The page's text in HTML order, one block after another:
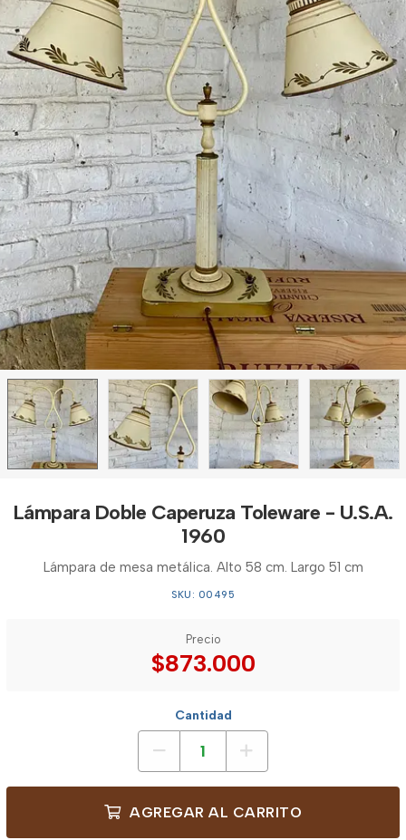
Lámpara Doble Caperuza Toleware - U.S.A.
1960
Lámpara de mesa metálica. Alto 58 cm. Largo 51 cm
SKU: 00495
Precio
$873.000
Cantidad
AGREGAR AL CARRITO